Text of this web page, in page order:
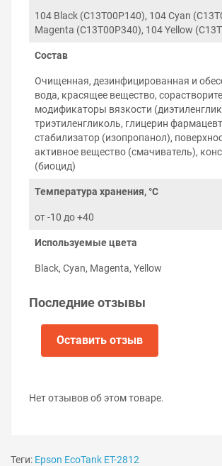
характеристикам оригинальных
Правила хранения и
чернил
Соблюдение правил использования
EcoTank ET-2812 гарантирует
принтера на протяжении многих лет:
Используйте чернила до
годности на упаковке.
Не смешивайте пигментные
водорастворимыми и наоборот. Не
Храните чернила при комнатной
Не разбавляйте чернила водой или
Постарайтесь печатать на
нуждаться в прочистке.
104 Black (C13T00P140), 104 Cyan
Magenta (C13T00P340), 104 Yellow
Состав
Очищенная, дезинфицированная и
вода, красящее вещество,
модификаторы вязкости
триэтиленгликоль, глицерин
стабилизатор (изопропанол),
активное вещество (смачиватель),
(биоцид)
Температура хранения, °C
от -10 до +40
Используемые цвета
Black, Cyan, Magenta, Yellow
Последние отзывы
Оставить отзыв
Нет отзывов об этом товаре.
Теги: Epson EcoTank ET-2812